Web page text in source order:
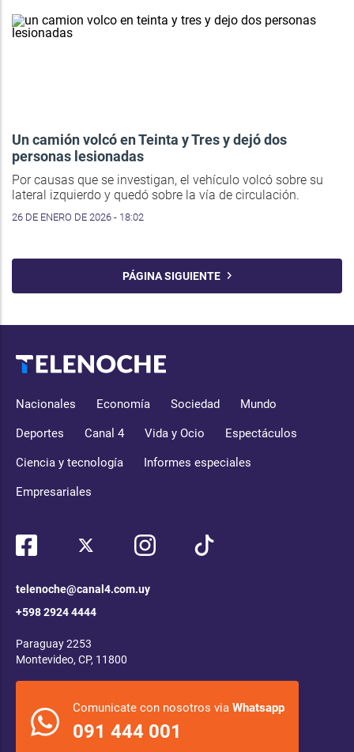
Un camión volcó en Teinta y Tres y dejó dos
personas lesionadas
Por causas que se investigan, el vehículo volcó sobre su
lateral izquierdo y quedó sobre la vía de circulación.
26 DE ENERO DE 2026 - 18:02
PÁGINA SIGUIENTE
Nacionales Economía Sociedad Mundo
Deportes Canal 4 Vida y Ocio Espectáculos
Ciencia y tecnología Informes especiales
Empresariales
telenoche@canal4.com.uy
+598 2924 4444
Paraguay 2253
Montevideo, CP, 11800
Comunicate con nosotros via Whatsapp
091 444 001